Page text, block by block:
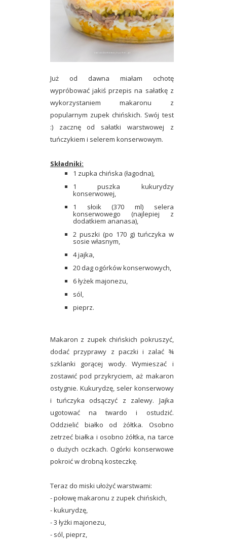
Już od dawna miałam ochotę
wypróbować jakiś przepis na sałatkę z
wykorzystaniem makaronu z
popularnym zupek chińskich. Swój test
:) zacznę od sałatki warstwowej z
tuńczykiem i selerem konserwowym.
Składniki:
1 zupka chińska (łagodna),
1 puszka kukurydzy
konserwowej,
1 słoik (370 ml) selera
konserwowego (najlepiej z
dodatkiem ananasa),
2 puszki (po 170 g) tuńczyka w
sosie własnym,
4 jajka,
20 dag ogórków konserwowych,
6 łyżek majonezu,
sól,
pieprz.
Makaron z zupek chińskich pokruszyć,
dodać przyprawy z paczki i zalać ¾
szklanki gorącej wody. Wymieszać i
zostawić pod przykryciem, aż makaron
ostygnie. Kukurydzę, seler konserwowy
i tuńczyka odsączyć z zalewy. Jajka
ugotować na twardo i ostudzić.
Oddzielić białko od żółtka. Osobno
zetrzeć białka i osobno żółtka, na tarce
o dużych oczkach. Ogórki konserwowe
pokroić w drobną kosteczkę.
Teraz do miski ułożyć warstwami:
- połowę makaronu z zupek chińskich,
- kukurydzę,
- 3 łyżki majonezu,
- sól, pieprz,